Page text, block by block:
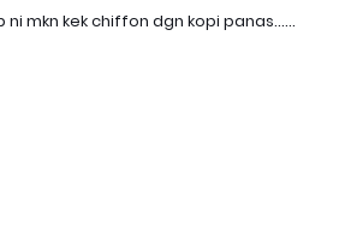
ni mkn kek chiffon dgn kopi panas......